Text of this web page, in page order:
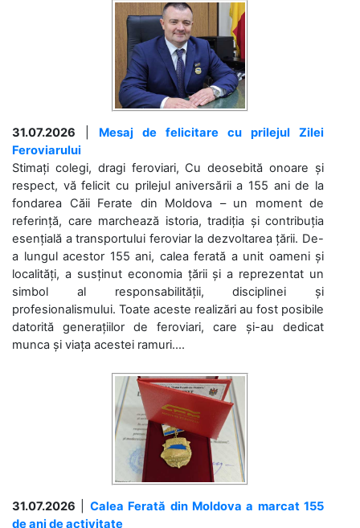
31.07.2026
Mesaj de felicitare cu prilejul Zilei
Feroviarului
Stimați colegi, dragi feroviari, Cu deosebită onoare și
respect, vă felicit cu prilejul aniversării a 155 ani de la
fondarea Căii Ferate din Moldova – un moment de
referință, care marchează istoria, tradiția și contribuția
esențială a transportului feroviar la dezvoltarea țării. De-
a lungul acestor 155 ani, calea ferată a unit oameni și
localități, a susținut economia țării și a reprezentat un
simbol al responsabilității, disciplinei și
profesionalismului. Toate aceste realizări au fost posibile
datorită generațiilor de feroviari, care și-au dedicat
munca și viața acestei ramuri....
31.07.2026
Calea Ferată din Moldova a marcat 155
de ani de activitate